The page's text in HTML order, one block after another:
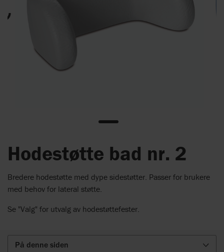
Hodestøtte bad nr. 2
Bredere hodestøtte med dype sidestøtter. Passer for brukere
med behov for lateral støtte.
Se "Valg" for utvalg av hodestøttefester.
På denne siden